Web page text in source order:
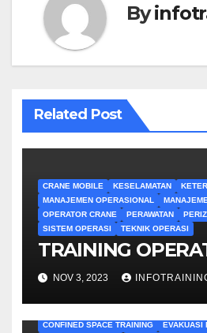
By
Related Post
CRANE MOBILE KESELAMATAN
MANAJEMEN OPERASIONAL
OPERATOR CRANE
PERAWATAN
SISTEM OPERASI
TEKNIK OPERASI
TRAINING
NOV 3, 2023
CONFINED SPACE TRAINING
EVAKUASI